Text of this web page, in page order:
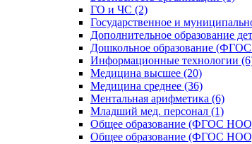
ГО и ЧС (2)
Государственное и
Дополнительное образование
Дошкольное образование
Информационные технологии
Медицина высшее (20)
Медицина среднее (36)
Ментальная арифметика (6)
Младший мед. персонал (1)
Общее образование (ФГОС
Общее образование (ФГОС